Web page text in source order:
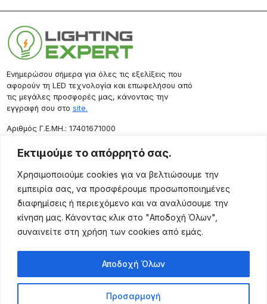
Εκτιμούμε το απόρρητό σας.
Χρησιμοποιούμε cookies για να βελτιώσουμε την
εμπειρία σας, να προσφέρουμε προσωποποιημένες
διαφημίσεις ή περιεχόμενο και να αναλύσουμε την
κίνηση μας. Κάνοντας κλικ στο "Αποδοχή Όλων",
συναινείτε στη χρήση των cookies από εμάς.
Προσαρμογή
Αποδοχή Όλων
Ενημερώσου σήμερα για όλες τις εξελίξεις που
αφορούν τη LED τεχνολογία και επωφελήσου από
τις μεγάλες προσφορές μας, κάνοντας την
εγγραφή σου στο site.
Aριθμός Γ.Ε.ΜΗ.: 17401671000
Επικοινωνία
Ρόδου 133, Αθήνα 10443
(+30) 211 725 5427
sales@lightingexpert.gr
Χρήσιμες Σελίδες
Προϊόντα